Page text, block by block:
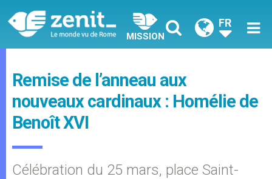
MISSION
FR
Remise de l’anneau aux
nouveaux cardinaux : Homélie de
Benoît XVI
Célébration du 25 mars, place Saint-